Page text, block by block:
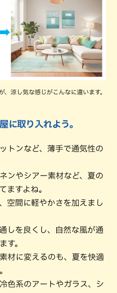
、涼し気な感じがこんなに違います。
に取り入れよう。
トンなど、薄手で通気性の
ンやシアー素材など、夏の
ますよね。
空間に軽やかさを加えまし
しを良くし、自然な風が通
す。
材に変えるのも、夏を快適
色系のアートやガラス、シ